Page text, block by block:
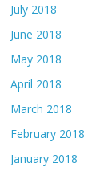
July 2018
June 2018
May 2018
April 2018
March 2018
February 2018
January 2018